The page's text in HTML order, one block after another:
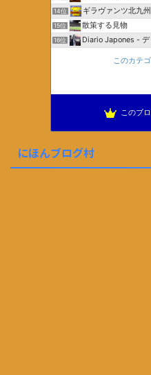
14位 ギラヴァンツ北九
15位 散策する見物
16位 Diario Japones -
このカテ
このブ
にほんブログ村